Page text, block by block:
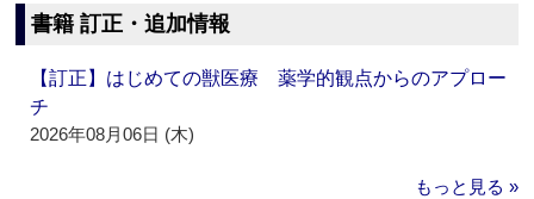
書籍 訂正・追加情報
【訂正】はじめての獣医療 薬学的観点からのアプロー
チ
2026年08月06日 (木)
もっと見る »